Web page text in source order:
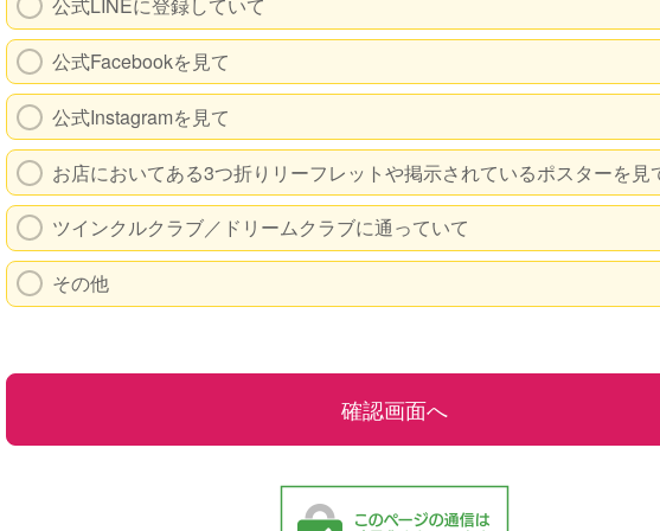
公式LINEに登録していて
公式Facebookを見て
公式Instagramを見て
お店においてある3つ折りリーフレットや掲示されているポスターを見
ツインクルクラブ／ドリームクラブに通っていて
その他